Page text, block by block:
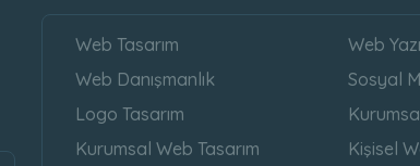
Web Tasarım
Web
Web Danışmanlık
Sosyal
Logo Tasarım
Kurumsal Web Tasarım
Kişisel